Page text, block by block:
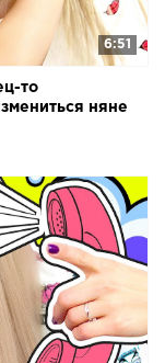
6:51
то
няне